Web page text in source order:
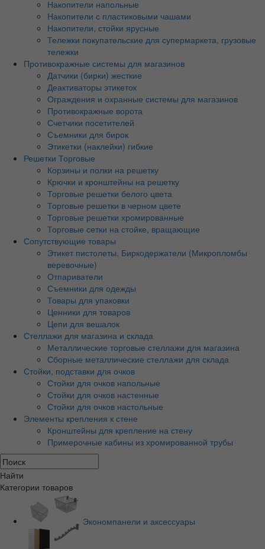
Накопители напольные
Накопители с пластиковыми чашами
Накопители, стойки ярусные
Тележки покупательские для супермаркета, грузовые
тележки
Противокражные системы для магазинов
Датчики (бирки) жесткие
Деактиваторы этикеток
Ограждения и охранные системы для магазинов
Противокражные ворота
Счетчики посетителей
Съемники для бирок
Этикетки (наклейки) гибкие
Решетки Торговые
Корзины и полки на решетку
Крючки и кронштейны на решетку
Торговые решетки белого цвета
Торговые решетки в черном цвете
Торговые решетки хромированные
Торговые сетки на стойке, вращающие
Сопутствующие товары
Этикет пистолеты, Биркодержатели (Микропломбы
веревочные)
Отпариватели
Съемники для одежды
Товары для упаковки
Ценники для товаров
Цепи для вешалок
Стеллажи для магазина и склада
Металлические торговые стеллажи для магазина
Сборные металлические стеллажи для склада
Стойки, подставки для очков
Стойки для очков напольные
Стойки для очков настенные
Стойки для очков настольные
Элементы крепления к стене
Кронштейны для крепление на стену
Примерочные кабины из хромированной трубы
Найти
Категории товаров
Экономпанели и аксессуары